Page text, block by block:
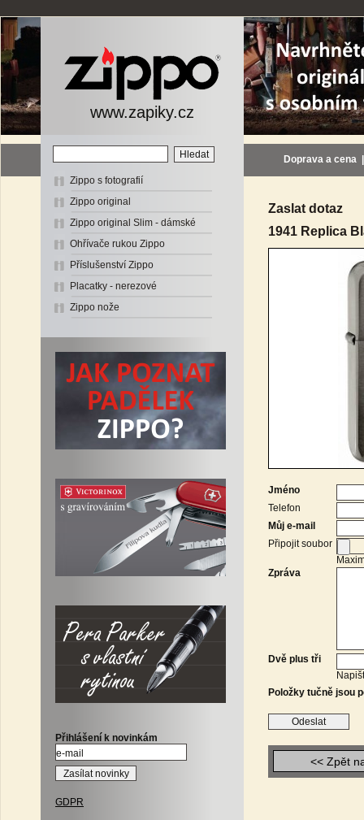
www.zapiky.cz
Zippo s fotografií
Zippo original
Zippo original Slim - dámské
Ohřívače rukou Zippo
Příslušenství Zippo
Placatky - nerezové
Zippo nože
Přihlášení k novinkám
GDPR
Doprava a cena
Zaslat dotaz
1941 Replica
Jméno
Telefon
Můj e-mail
Připojit soubor
Zpráva
Dvě plus tři
Položky tučně jsou
<< Zpět